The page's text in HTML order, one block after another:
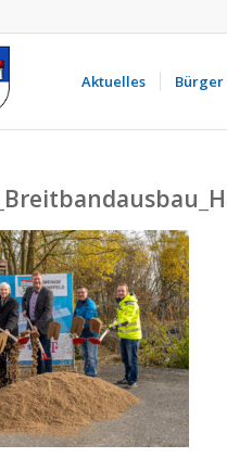
Aktuelles Bürger